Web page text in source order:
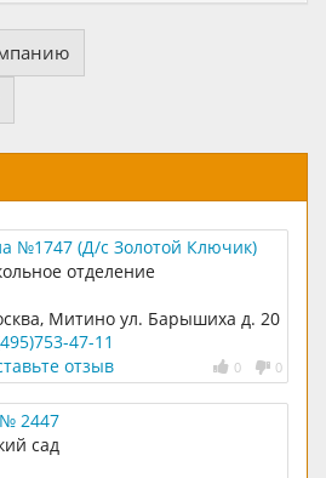
№1747 (Д/с Золотой Ключик)
отделение
Митино ул. Барышиха д. 20
47-11
0 0
отзыв
2447
сад